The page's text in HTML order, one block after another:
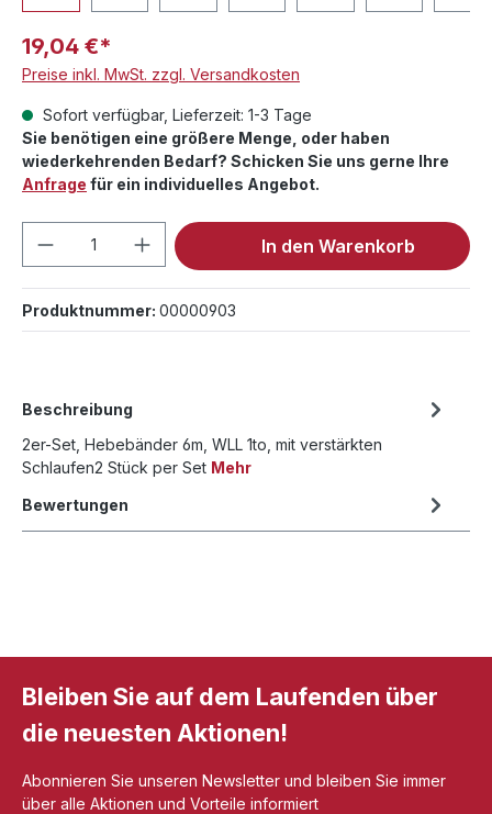
19,04 €*
Preise inkl. MwSt. zzgl. Versandkosten
Sofort verfügbar, Lieferzeit: 1-3 Tage
Sie benötigen eine größere Menge, oder haben
wiederkehrenden Bedarf? Schicken Sie uns gerne Ihre
Anfrage für ein individuelles Angebot.
Produkt Anzahl: Gib denIn den Warenkorb
Produktnummer: 00000903
Beschreibung
2er-Set, Hebebänder 6m, WLL 1to, mit verstärkten
Schlaufen2 Stück per Set Mehr
Bewertungen
Bleiben Sie auf dem Laufenden über
die neuesten Aktionen!
Abonnieren Sie unseren Newsletter und bleiben Sie immer
über alle Aktionen und Vorteile informiert